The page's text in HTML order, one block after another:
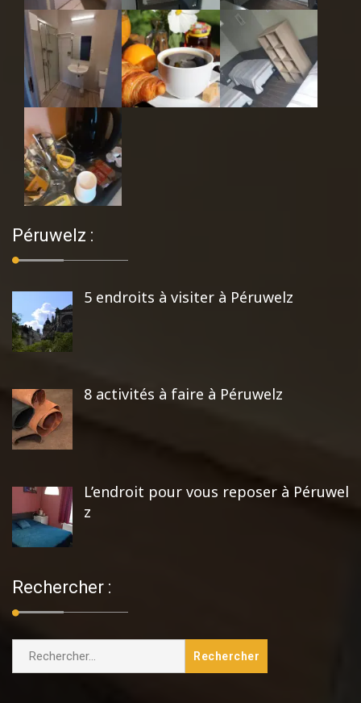
Péruwelz :
5 endroits à visiter à Péruwelz
8 activités à faire à Péruwelz
L’endroit pour vous reposer à Péruwel
z
Rechercher :